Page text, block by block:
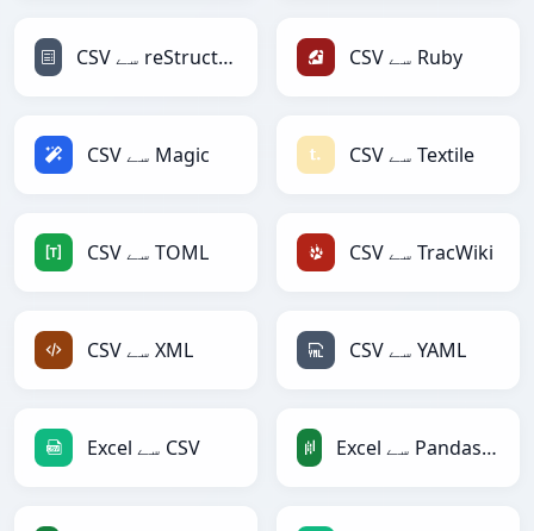
CSV سے reStructuredText CSV سے Ruby
CSV سے Magic CSV سے Textile
CSV سے TOML CSV سے TracWiki
CSV سے XML CSV سے YAML
Excel سے CSV Excel سے PandasDataFrame